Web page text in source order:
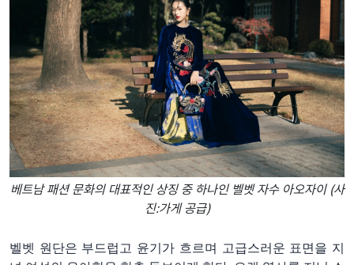
베트남 패션 문화의 대표적인 상징 중 하나인 벨벳 자수 아오자이 (사
진:가게 공급)
벨벳 원단은 부드럽고 윤기가 흐르며 고급스러운 표면을 지